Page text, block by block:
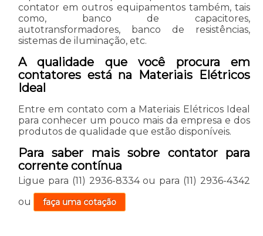
contator em outros equipamentos também, tais
como, banco de capacitores,
autotransformadores, banco de resistências,
sistemas de iluminação, etc.
A qualidade que você procura em
contatores está na Materiais Elétricos
Ideal
Entre em contato com a Materiais Elétricos Ideal
para conhecer um pouco mais da empresa e dos
produtos de qualidade que estão disponíveis.
Para saber mais sobre contator para
corrente contínua
Ligue para (11) 2936-8334ou para (11) 2936-4342
ou
faça uma cotação